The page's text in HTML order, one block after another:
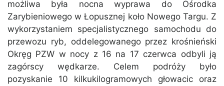
możliwa była nocna wyprawa do Ośrodka
Zarybieniowego w Łopusznej koło Nowego Targu. Z
wykorzystaniem specjalistycznego samochodu do
przewozu ryb, oddelegowanego przez krośnieński
Okręg PZW w nocy z 16 na 17 czerwca odbyli ją
zagórscy wędkarze. Celem podróży było
pozyskanie 10 kilkukilogramowych głowacic oraz